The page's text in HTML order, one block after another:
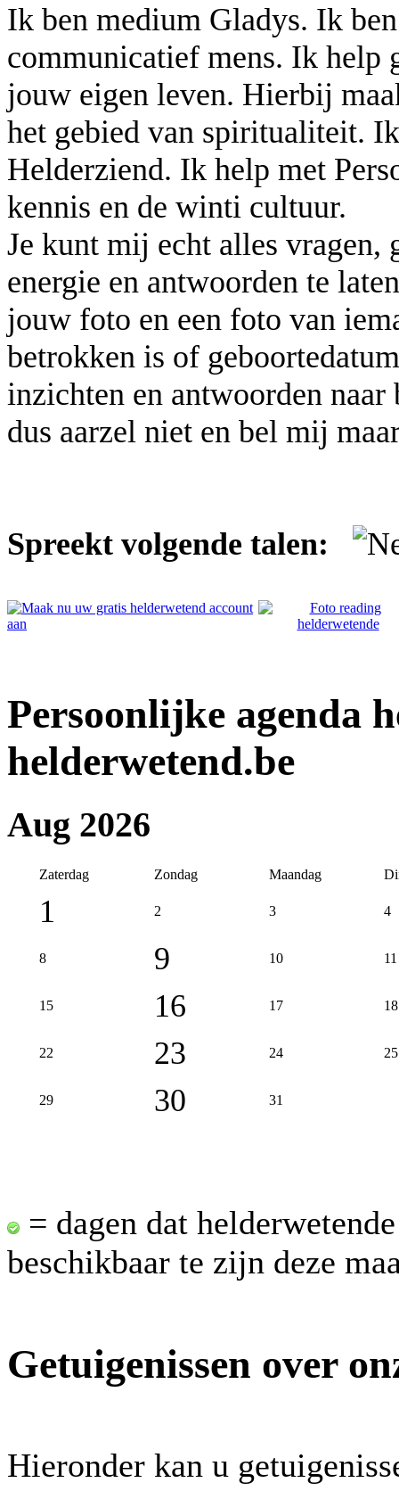
Ik ben medium Gladys. Ik
communicatief mens. Ik help
jouw eigen leven. Hierbij
het gebied van spiritualiteit.
Helderziend. Ik help met
kennis en de winti cultuur.
Je kunt mij echt alles vragen,
energie en antwoorden te
jouw foto en een foto van
betrokken is of
inzichten en antwoorden
dus aarzel niet en bel mij
Spreekt volgende talen:
Persoonlijke agenda
helderwetend.be
Aug 2026
Zaterdag Zondag Maandag
1 2 3 4
8 9 10 11
15 16 17 18
22 23 24 25
29 30 31
= dagen dat
beschikbaar te zijn deze
Getuigenissen over
Hieronder kan u